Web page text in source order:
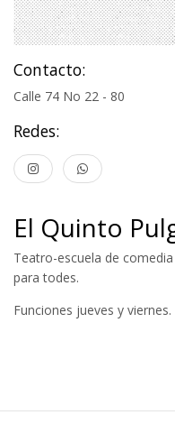
Contacto:
Calle 74 No 22 - 80
Redes:
El Quinto
Teatro-escuela de
para todes.
Funciones jueves y viernes.